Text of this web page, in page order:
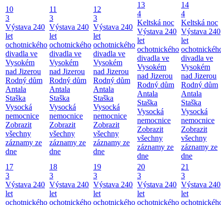
10
3
Výstava 240
let
ochotnického
divadla ve
Vysokém
nad Jizerou
Rodný dům
Antala
Staška
Vysocká
nemocnice
Zobrazit
všechny
záznamy ze
dne
11
3
Výstava 240
let
ochotnického
divadla ve
Vysokém
nad Jizerou
Rodný dům
Antala
Staška
Vysocká
nemocnice
Zobrazit
všechny
záznamy ze
dne
12
3
Výstava 240
let
ochotnického
divadla ve
Vysokém
nad Jizerou
Rodný dům
Antala
Staška
Vysocká
nemocnice
Zobrazit
všechny
záznamy ze
dne
13
4
Keltská noc
Výstava 240
let
ochotnického
divadla ve
Vysokém
nad Jizerou
Rodný dům
Antala
Staška
Vysocká
nemocnice
Zobrazit
všechny
záznamy ze
dne
14
4
Keltská noc
Výstava 240
let
divadla ve
Vysokém
nad Jizerou
Rodný dům
Antala
Staška
Vysocká
nemocnice
Zobrazit
všechny
záznamy ze
dne
17
3
Výstava 240
let
ochotnického
18
3
Výstava 240
let
ochotnického
19
3
Výstava 240
let
ochotnického
20
3
Výstava 240
let
ochotnického
21
3
Výstava 240
let